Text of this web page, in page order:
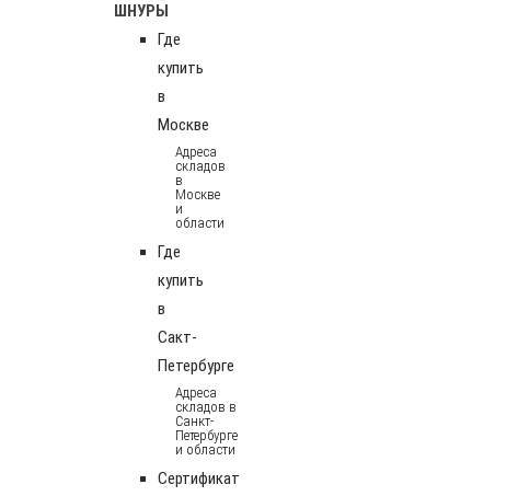
ШНУРЫ
Где
купить
в
Москве
Адреса
складов
в
Москве
и
области
Где
купить
в
Сакт-
Петербурге
Адреса
складов в
Санкт-
Петербурге
и области
Сертификат